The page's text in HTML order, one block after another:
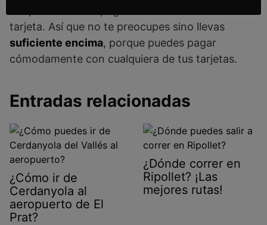
tarjeta. Así que no te preocupes sino llevas
suficiente encima, porque puedes pagar
cómodamente con cualquiera de tus tarjetas.
Entradas relacionadas
¿Cómo ir de
Cerdanyola al
aeropuerto de El
Prat?
¿Dónde correr en
Ripollet? ¡Las
mejores rutas!